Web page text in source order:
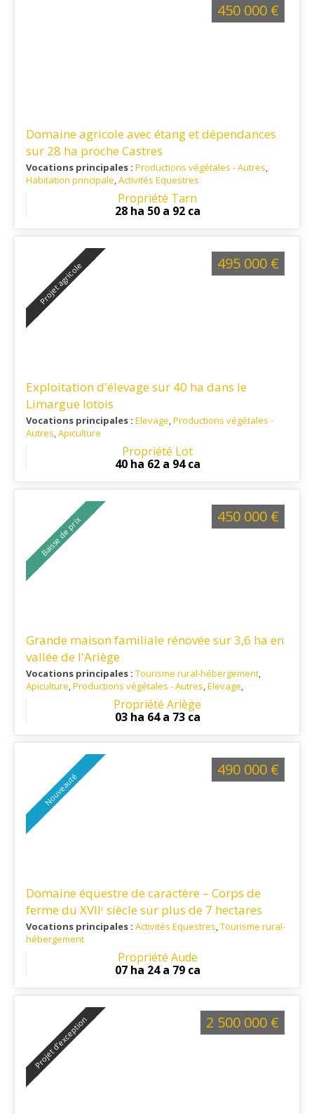
Domaine agricole avec étang et dépendances
sur 28 ha proche Castres
Vocations principales : Productions végétales - Autres,
Habitation principale,Activités Equestres
: Petit village rural du département du Tarn, à
environ 6 km au sud de Graulhet et une vingtaine de
kilomètres au nord-ouest de Castres, dans l’arrondissement
Propriété Tarn
28 ha 50 a 92 ca
450 000 €
Projet agricole
Exploitation d'élevage sur 40 ha dans le
Limargue lotois
Vocations principales : Elevage,Productions végétales -
Autres,Apiculture
: Triangle Figeac /St Céré/Livernon
Propriété Lot
40 ha 62 a 94 ca
495 000 €
Baisse de prix
Grande maison familiale rénovée sur 3,6 ha en
vallée de l'Ariège
Vocations principales : Tourisme rural-hébergement,
Apiculture,Productions végétales - Autres,Elevage,
: A 15 minutes de Foix et 5 minutes de toutes
Propriété Ariège
03 ha 64 a 73 ca
450 000 €
Nouveauté
Domaine équestre de caractère – Corps de
ferme du XVIIᵉ siècle sur plus de 7 hectares
secteur Lauragais
Vocations principales : Activités Equestres,Tourisme rural-
hébergement
: Située dans un secteur recherché du
Lauragais audois, cette propriété offre un cadre de vie
paisible et un accès rapide aux principaux pôles du
Propriété Aude
07 ha 24 a 79 ca
490 000 €
Projet d’exception 2 500 000 €